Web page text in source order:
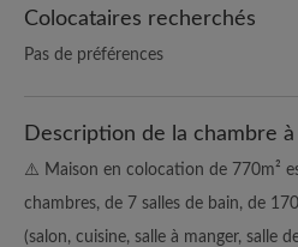
Colocataires recherchés
Pas de préférences
Description de la chambre
⚠️ Maison en colocation de 770m²
chambres, de 7 salles de bain, de
(salon, cuisine, salle à manger, salle